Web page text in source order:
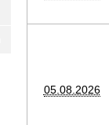
05.08.2026